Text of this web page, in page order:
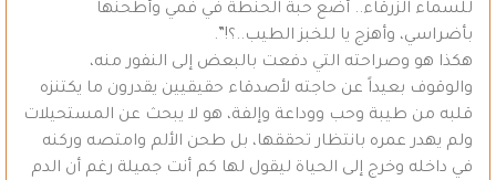
للسماء الزرقاء.. أضع حبة الحنطة في فمي وأطحنها
بأضراسي، وأهزج يا للخبز الطيب..؟!”.
هكذا هو وصراحته التي دفعت بالبعض إلى النفور منه،
والوقوف بعيداً عن حاجته لأصدقاء حقيقيين يقدرون ما يكتنزه
قلبه من طيبة وحب ووداعة وإلفة، هو لا يبحث عن المستحيلات
ولم يهدر عمره بانتظار تحققها، بل طحن الألم وامتصه وركنه
في داخله وخرج إلى الحياة ليقول لها كم أنت جميلة رغم أن الدم